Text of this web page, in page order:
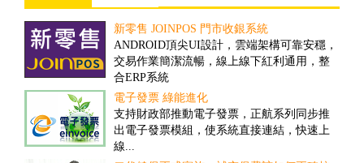
新零售 JOINPOS 門市收銀系統
ANDROID頂尖UI設計，雲端架構可靠安穩，
交易作業簡潔流暢，線上線下紅利通用，整
合ERP系統
電子發票 綠能進化
支持財政部推動電子發票，正航系列同步推
出電子發票模組，使系統直接連結，快速上
線...
倉儲物流業客製案例
隨著全球經濟一體化的趨勢，現代物流將成
為未來經濟發展的重要產業。然而，ERP技術
的引入，可推動物流業的發展、加速物流業
的改革與創新...
撿貨管理之解決方案
對一些客戶多、需求頻率高、送貨時間要求
高的公司而言，撿貨的速度和精確度往往具
有決定性的重要性...